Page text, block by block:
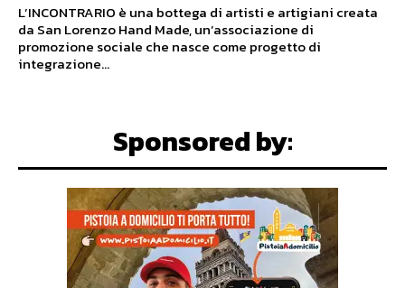
L’INCONTRARIO è una bottega di artisti e artigiani creata
da San Lorenzo Hand Made, un’associazione di
promozione sociale che nasce come progetto di
integrazione...
Sponsored by: